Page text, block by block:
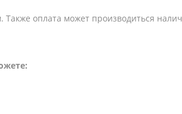
оплата может производиться